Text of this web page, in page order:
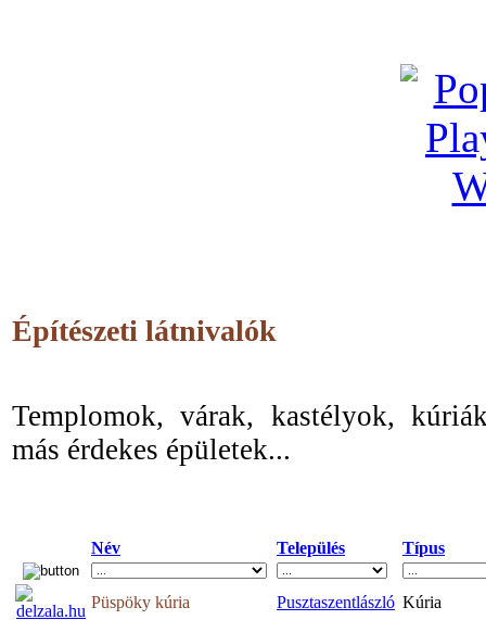
Építészeti látnivalók
Templomok, várak, kastélyok,
más érdekes épületek...
Név Település Típus
Püspöky kúria Pusztaszentlászló Kúria